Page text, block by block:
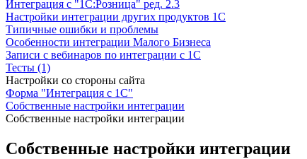
Интеграция с "1С:Розница" ред. 2.3
Настройки интеграции других продуктов 1С
Типичные ошибки и проблемы
Особенности интеграции Малого Бизнеса
Записи с вебинаров по интеграции с 1С
Тесты (1)
Настройки со стороны сайта
Форма "Интеграция с 1С"
Собственные настройки интеграции
Собственные настройки интеграции
Собственные настройки интеграции